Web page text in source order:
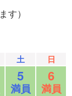
す）
土 日
5
満員
6
満員